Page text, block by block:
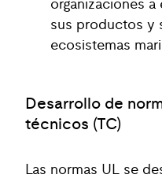
organizaciones
sus productos y
ecosistemas
Desarrollo de
técnicos (TC)
Las normas UL se